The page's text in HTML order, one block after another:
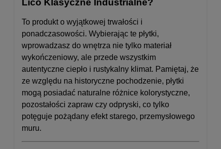
Lico Klasyczne Industrialne?
To produkt o wyjątkowej trwałości i
ponadczasowości. Wybierając te płytki,
wprowadzasz do wnętrza nie tylko materiał
wykończeniowy, ale przede wszystkim
autentyczne ciepło i rustykalny klimat. Pamiętaj, że
ze względu na historyczne pochodzenie, płytki
mogą posiadać naturalne różnice kolorystyczne,
pozostałości zapraw czy odpryski, co tylko
potęguje pożądany efekt starego, przemysłowego
muru.